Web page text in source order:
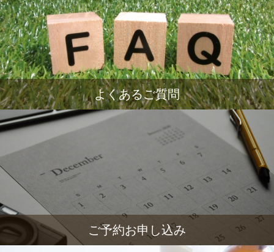
よくあるご質問
ご予約お申し込み